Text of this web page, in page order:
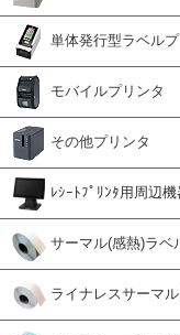
単体発行型ラベル
モバイルプリンタ
その他プリンタ
ﾚｼｰﾄﾌﾟﾘﾝﾀ用周辺機
サーマル(感熱)ラベ
ライナレスサーマ